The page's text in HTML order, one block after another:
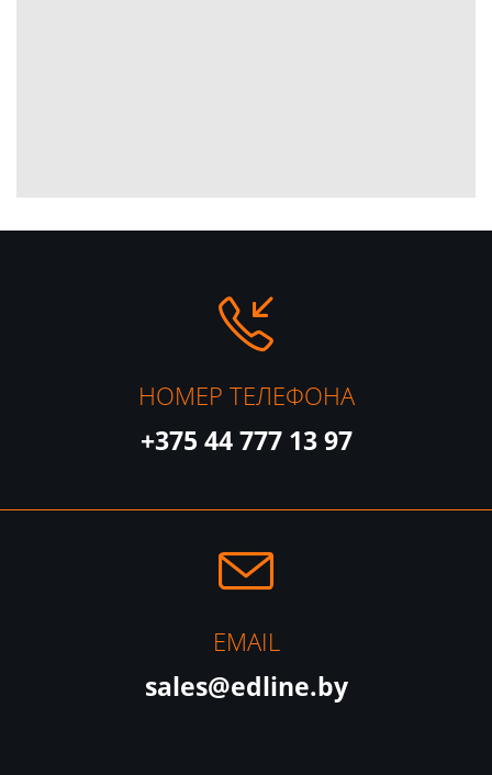
НОМЕР ТЕЛЕФОНА
+375 44 777 13 97
EMAIL
sales@edline.by